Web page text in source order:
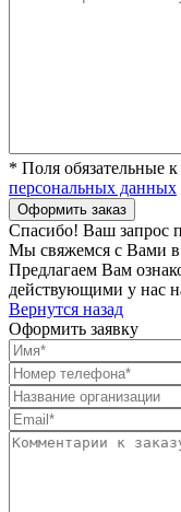
* Поля обязательные
персональных данных
Спасибо! Ваш запрос
Мы свяжемся с Вами
Предлагаем Вам
действующими у нас
Вернутся назад
Оформить заявку